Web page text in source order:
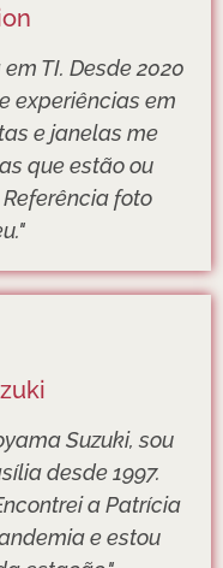
TI. Desde 2020
experiências em
e janelas me
que estão ou
foto
Suzuki, sou
desde 1997.
a Patrícia
e estou